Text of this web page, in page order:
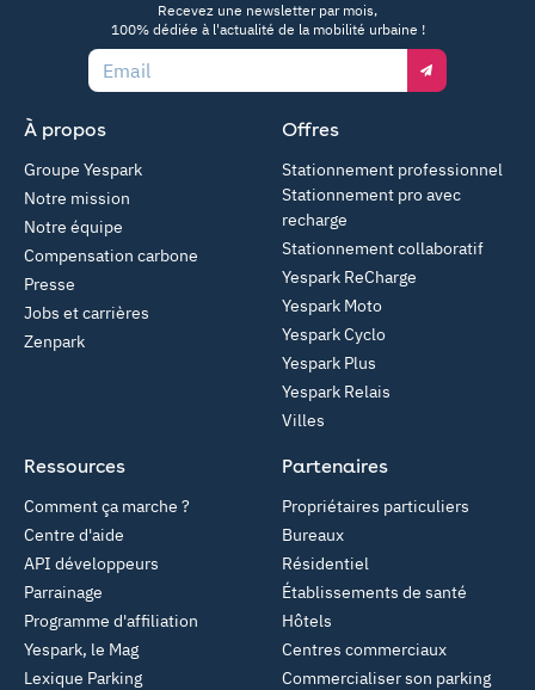
Recevez une newsletter par mois,
100% dédiée à l'actualité de la mobilité urbaine !
À propos
Groupe Yespark
Notre mission
Notre équipe
Compensation carbone
Presse
Jobs et carrières
Zenpark
Offres
Stationnement professionnel
Stationnement pro avec
recharge
Stationnement collaboratif
Yespark ReCharge
Yespark Moto
Yespark Cyclo
Yespark Plus
Yespark Relais
Villes
Partenaires
Propriétaires particuliers
Bureaux
Résidentiel
Établissements de santé
Hôtels
Centres commerciaux
Commercialiser son parking
Ressources
Comment ça marche ?
Centre d'aide
API développeurs
Parrainage
Programme d'affiliation
Yespark, le Mag
Lexique Parking